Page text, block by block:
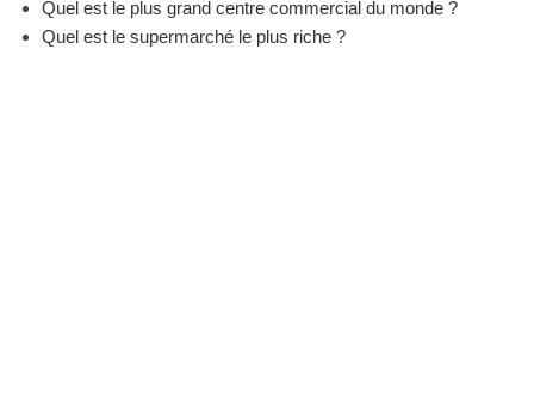
Quel est le plus grand centre commercial du monde ?
Quel est le supermarché le plus riche ?